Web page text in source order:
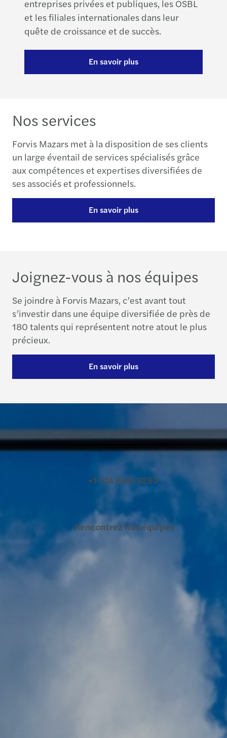
entreprises privées et publiques, les OSBL
et les filiales internationales dans leur
quête de croissance et de succès.
En savoir plus
Nos services
Forvis Mazars met à la disposition de ses clients
un large éventail de services spécialisés grâce
aux compétences et expertises diversifiées de
ses associés et professionnels.
En savoir plus
Joignez-vous à nos équipes
Se joindre à Forvis Mazars, c’est avant tout
s’investir dans une équipe diversifiée de près de
180 talents qui représentent notre atout le plus
précieux.
En savoir plus
Contactez-nous
+1 514 845-9253
Rencontrez nos équipes